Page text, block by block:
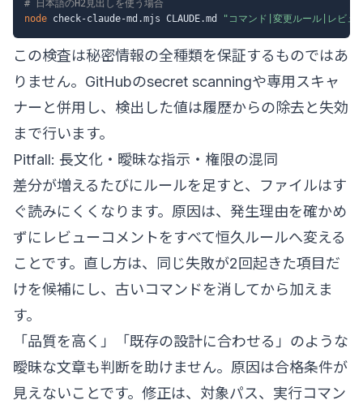
# 日本語のH2見出しを使う場合
node check-claude-md.mjs CLAUDE.md "コマンド|変更ルール|レビュ
この検査は秘密情報の全種類を保証するものではあ
りません。GitHubのsecret scanningや専用スキャ
ナーと併用し、検出した値は履歴からの除去と失効
まで行います。
Pitfall: 長文化・曖昧な指示・権限の混同
差分が増えるたびにルールを足すと、ファイルはす
ぐ読みにくくなります。原因は、発生理由を確かめ
ずにレビューコメントをすべて恒久ルールへ変える
ことです。直し方は、同じ失敗が2回起きた項目だ
けを候補にし、古いコマンドを消してから加えま
す。
「品質を高く」「既存の設計に合わせる」のような
曖昧な文章も判断を助けません。原因は合格条件が
見えないことです。修正は、対象パス、実行コマン